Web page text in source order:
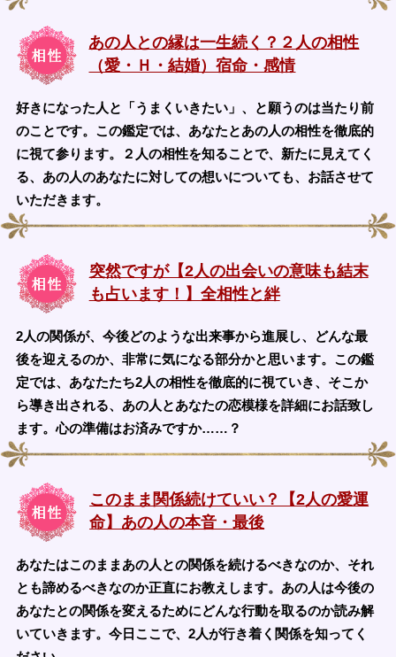
あの人との縁は一生続く？２人の相性
（愛・Ｈ・結婚）宿命・感情
好きになった人と「うまくいきたい」、と願うのは当たり前
のことです。この鑑定では、あなたとあの人の相性を徹底的
に視て参ります。２人の相性を知ることで、新たに見えてく
る、あの人のあなたに対しての想いについても、お話させて
いただきます。
突然ですが【2人の出会いの意味も結末
も占います！】全相性と絆
2人の関係が、今後どのような出来事から進展し、どんな最
後を迎えるのか、非常に気になる部分かと思います。この鑑
定では、あなたたち2人の相性を徹底的に視ていき、そこか
ら導き出される、あの人とあなたの恋模様を詳細にお話致し
ます。心の準備はお済みですか……？
このまま関係続けていい？【2人の愛運
命】あの人の本音・最後
あなたはこのままあの人との関係を続けるべきなのか、それ
とも諦めるべきなのか正直にお教えします。あの人は今後の
あなたとの関係を変えるためにどんな行動を取るのか読み解
いていきます。今日ここで、2人が行き着く関係を知ってく